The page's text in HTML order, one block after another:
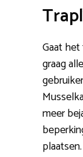
Gaat
graag
meer